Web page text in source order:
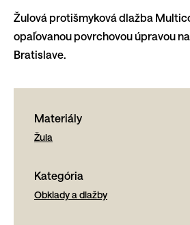
Žulová protišmyková dlažba
opaľovanou povrchovou úpravou
Bratislave.
Materiály
Žula
Kategória
Obklady a dlažby